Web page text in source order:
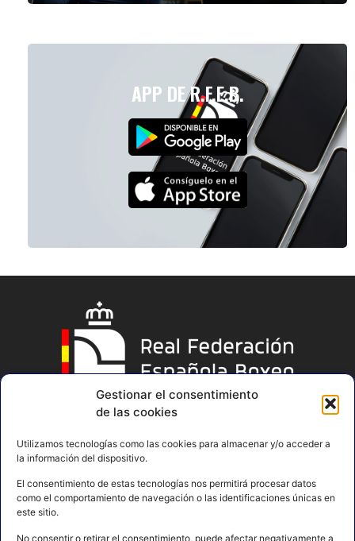
Gestionar el consentimiento
de las cookies
Utilizamos tecnologías como las cookies para almacenar y/o acceder a
la información del dispositivo.
El consentimiento de estas tecnologías nos permitirá procesar datos
como el comportamiento de navegación o las identificaciones únicas en
este sitio.
No consentir o retirar el consentimiento, puede afectar negativamente a
APP DE R.F.E.B.